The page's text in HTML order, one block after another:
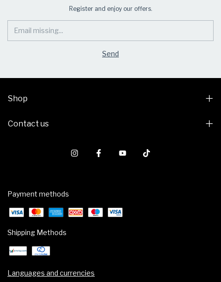
Register and enjoy our offers.
Shop
Contact us
Payment methods
Shipping Methods
Languages and currencies